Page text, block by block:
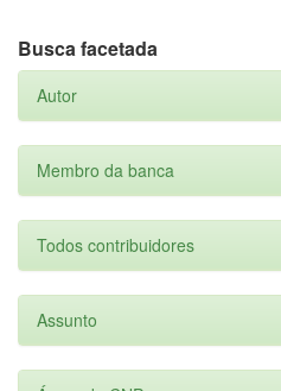
Busca facetada
Autor
Membro da banca
Todos contribuidores
Assunto